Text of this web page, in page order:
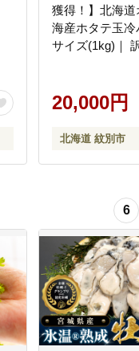
獲得！】北海道
海産ホタテ玉冷
サイズ(1kg)｜
20,000円
北海道 紋別市
6